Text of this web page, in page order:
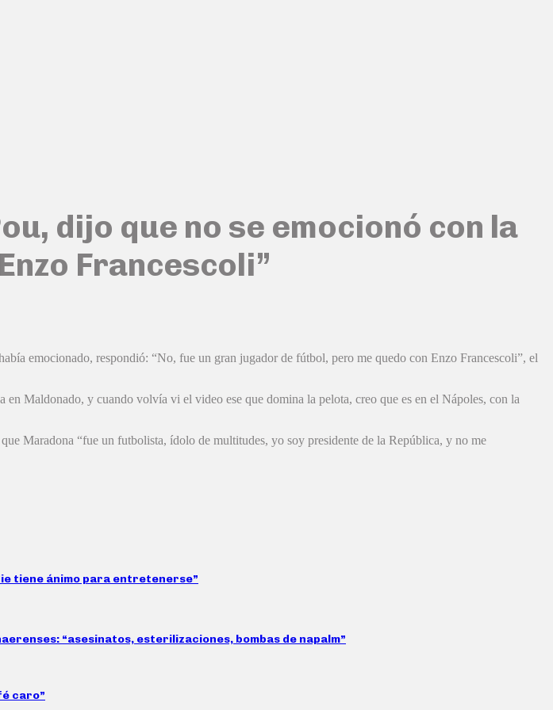
dijo que no se emocionó con la
Francescoli”
emocionado, respondió: “No, fue un gran jugador de fútbol, pero me quedo con Enzo Francescoli”, el
Maldonado, y cuando volvía vi el video ese que domina la pelota, creo que es en el Nápoles, con la
Maradona “fue un futbolista, ídolo de multitudes, yo soy presidente de la República, y no me
tiene ánimo para entretenerse”
“asesinatos, esterilizaciones, bombas de napalm”
caro”